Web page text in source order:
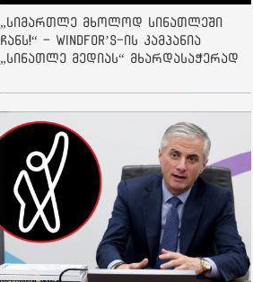
„სიმართლე მხოლოდ სინათლეში
ჩანს!“ - Windfor’s-ის კამპანია
„სინათლე მედიას“ მხარდასაჭერად